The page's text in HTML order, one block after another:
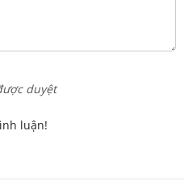
duyệt
luận!